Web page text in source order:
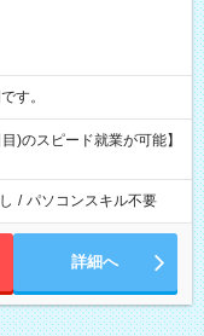
です。
)のスピード就業が可能】
/ パソコンスキル不要
詳細へ